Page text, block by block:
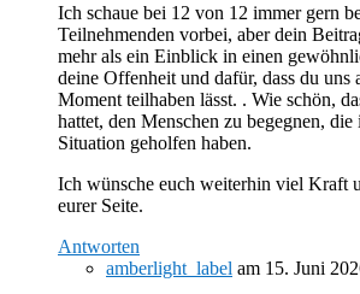
Ich schaue bei 12 von 12 immer gern
Teilnehmenden vorbei, aber dein
mehr als ein Einblick in einen
deine Offenheit und dafür, dass du uns
Moment teilhaben lässt. . Wie schön,
hattet, den Menschen zu begegnen, die
Situation geholfen haben.
Ich wünsche euch weiterhin viel Kraft
eurer Seite.
Antworten
amberlight_label am 15. Juni